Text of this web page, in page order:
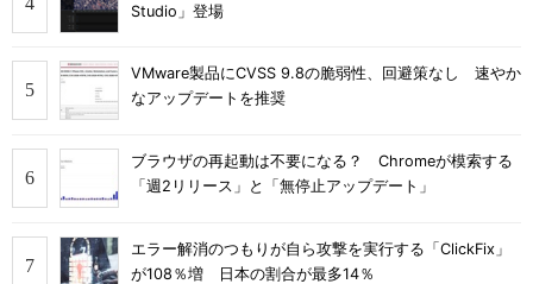
Studio」登場
VMware製品にCVSS 9.8の脆弱性、回避策なし 速やか
なアップデートを推奨
ブラウザの再起動は不要になる？ Chromeが模索する
「週2リリース」と「無停止アップデート」
エラー解消のつもりが自ら攻撃を実行する「ClickFix」
が108％増 日本の割合が最多14％